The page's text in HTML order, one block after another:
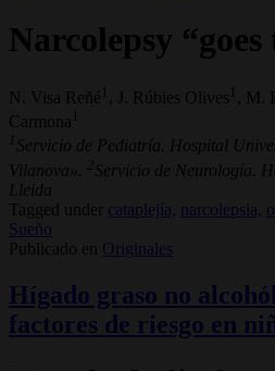
Narcolepsy “goes
N. Visa Reñé 1 , J. Rúbies Olives 1 , M.
Carmona 1
1 Servicio de Pediatría. Hospital
Vilanova».
2 Servicio de Neurología.
Lleida
Tagged under
cataplejía, narcolepsia,
Sueño
Publicado en
Originales
Hígado graso no
factores de riesgo en